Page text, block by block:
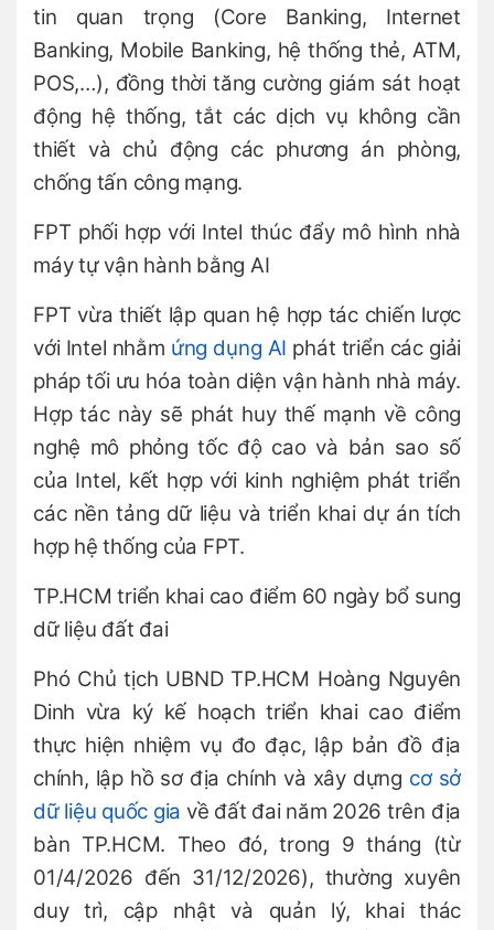
tin quan trọng (Core Banking, Internet
Banking, Mobile Banking, hệ thống thẻ, ATM,
POS,…), đồng thời tăng cường giám sát hoạt
động hệ thống, tắt các dịch vụ không cần
thiết và chủ động các phương án phòng,
chống tấn công mạng.
FPT phối hợp với Intel thúc đẩy mô hình nhà
máy tự vận hành bằng AI
FPT vừa thiết lập quan hệ hợp tác chiến lược
với Intel nhằm ứng dụng AI phát triển các giải
pháp tối ưu hóa toàn diện vận hành nhà máy.
Hợp tác này sẽ phát huy thế mạnh về công
nghệ mô phỏng tốc độ cao và bản sao số
của Intel, kết hợp với kinh nghiệm phát triển
các nền tảng dữ liệu và triển khai dự án tích
hợp hệ thống của FPT.
TP.HCM triển khai cao điểm 60 ngày bổ sung
dữ liệu đất đai
Phó Chủ tịch UBND TP.HCM Hoàng Nguyên
Dinh vừa ký kế hoạch triển khai cao điểm
thực hiện nhiệm vụ đo đạc, lập bản đồ địa
chính, lập hồ sơ địa chính và xây dựng cơ sở
dữ liệu quốc gia về đất đai năm 2026 trên địa
bàn TP.HCM. Theo đó, trong 9 tháng (từ
01/4/2026 đến 31/12/2026), thường xuyên
duy trì, cập nhật và quản lý, khai thác